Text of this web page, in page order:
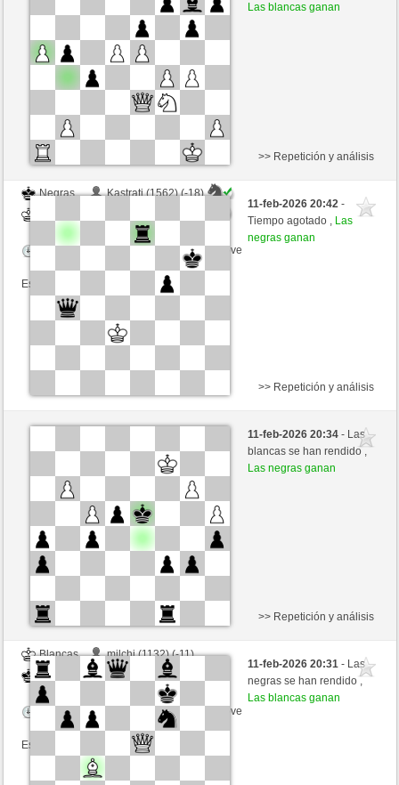
Tiempo: 3 minutes/side + 1 seconds/move
Esta partida es por puntos
Las blancas ganan
Negras
Kastrati (1562) (-18)
Tiempo: 3 minutes/side + 1 seconds/move
Esta partida es por puntos
>> Repetición y análisis
11-feb-2026 20:42-
Tiempo agotado , Las
negras ganan
Blancas
Kastrati (1582) (-20)
Tiempo: 3 minutes/side + 1 seconds/move
Esta partida es por puntos
>> Repetición y análisis
11-feb-2026 20:34- Las
blancas se han rendido ,
Las negras ganan
Blancas
milchi (1132) (-11)
Negras
toshila (1485) (+4)
Tiempo: 3 minutes/side + 1 seconds/move
Esta partida es por puntos
>> Repetición y análisis
11-feb-2026 20:31- Las
negras se han rendido ,
Las blancas ganan